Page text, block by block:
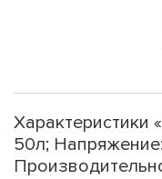
Характеристики
50л;